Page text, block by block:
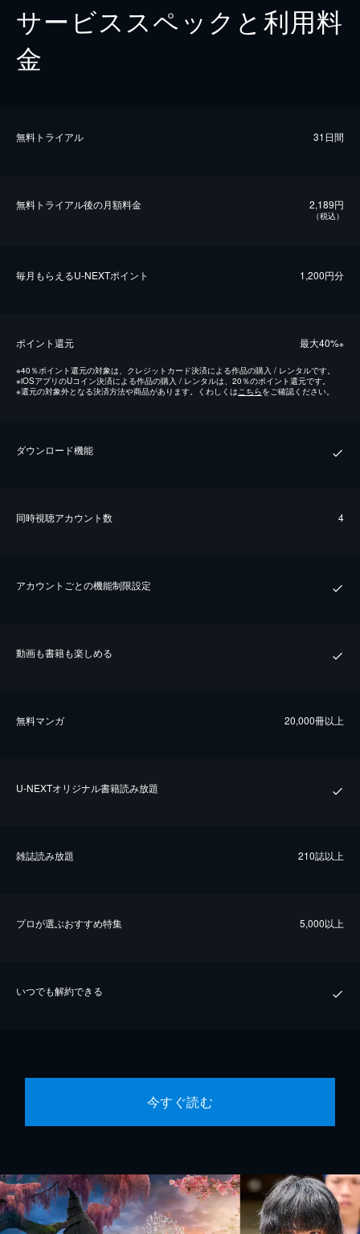
サービススペックと利用料
金
無料トライアル 31日間
無料トライアル後の⽉額料金 2,189円
（税込）
毎⽉もらえるU-NEXTポイント 1,200円分
ポイント還元 最⼤40%※
※40％ポイント還元の対象は、クレジットカード決済による作品の購入 / レンタルです。
※iOSアプリのUコイン決済による作品の購入 / レンタルは、20％のポイント還元です。
※還元の対象外となる決済方法や商品があります。くわしくは こちらをご確認ください。
ダウンロード機能
同時視聴アカウント数 4
アカウントごとの機能制限設定
動画も書籍も楽しめる
無料マンガ 20,000冊以上
U-NEXTオリジナル書籍読み放題
雑誌読み放題 210誌以上
プロが選ぶおすすめ特集 5,000以上
いつでも解約できる
今すぐ読む